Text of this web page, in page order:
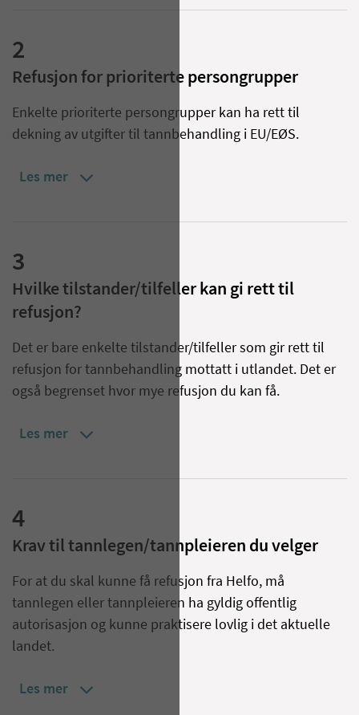
2
Refusjon for prioriterte persongrupper
Enkelte prioriterte persongrupper kan ha rett til
dekning av utgifter til tannbehandling i EU/EØS.
Les mer
3
Hvilke tilstander/tilfeller kan gi rett til
refusjon?
Det er bare enkelte tilstander/tilfeller som gir rett til
refusjon for tannbehandling mottatt i utlandet. Det er
også begrenset hvor mye refusjon du kan få.
Les mer
4
Krav til tannlegen/tannpleieren du velger
For at du skal kunne få refusjon fra Helfo, må
tannlegen eller tannpleieren ha gyldig offentlig
autorisasjon og kunne praktisere lovlig i det aktuelle
landet.
Les mer